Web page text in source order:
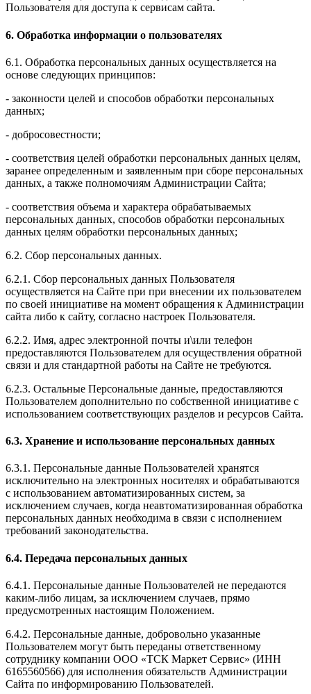
Пользователя для доступа к сервисам сайта.
6. Обработка информации о пользователях
6.1. Обработка персональных данных осуществляется на
основе следующих принципов:
- законности целей и способов обработки персональных
данных;
- добросовестности;
- соответствия целей обработки персональных данных целям,
заранее определенным и заявленным при сборе персональных
данных, а также полномочиям Администрации Сайта;
- соответствия объема и характера обрабатываемых
персональных данных, способов обработки персональных
данных целям обработки персональных данных;
6.2. Сбор персональных данных.
6.2.1. Сбор персональных данных Пользователя
осуществляется на Сайте при при внесении их пользователем
по своей инициативе на момент обращения к Администрации
сайта либо к сайту, согласно настроек Пользователя.
6.2.2. Имя, адрес электронной почты и\или телефон
предоставляются Пользователем для осуществления обратной
связи и для стандартной работы на Сайте не требуются.
6.2.3. Остальные Персональные данные, предоставляются
Пользователем дополнительно по собственной инициативе с
использованием соответствующих разделов и ресурсов Сайта.
6.3. Хранение и использование персональных данных
6.3.1. Персональные данные Пользователей хранятся
исключительно на электронных носителях и обрабатываются
с использованием автоматизированных систем, за
исключением случаев, когда неавтоматизированная обработка
персональных данных необходима в связи с исполнением
требований законодательства.
6.4. Передача персональных данных
6.4.1. Персональные данные Пользователей не передаются
каким-либо лицам, за исключением случаев, прямо
предусмотренных настоящим Положением.
6.4.2. Персональные данные, добровольно указанные
Пользователем могут быть переданы ответственному
сотруднику компании ООО «ТСК Маркет Сервис» (ИНН
6165560566) для исполнения обязательств Администрации
Сайта по информированию Пользователей.